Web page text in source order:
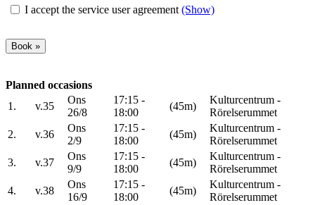
I accept the service user agreement (Show)
Planned occasions
1.
v.35
Ons
26/8
17:15 -
18:00
(45m)
Kulturcentrum -
Rörelserummet
2.
v.36
Ons
2/9
17:15 -
18:00
(45m)
Kulturcentrum -
Rörelserummet
3.
v.37
Ons
9/9
17:15 -
18:00
(45m)
Kulturcentrum -
Rörelserummet
4.
v.38
Ons
16/9
17:15 -
18:00
(45m)
Kulturcentrum -
Rörelserummet